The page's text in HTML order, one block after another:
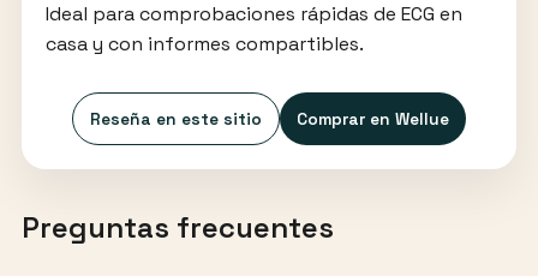
Ideal para comprobaciones rápidas de ECG en
casa y con informes compartibles.
Reseña en este sitio Comprar en Wellue
Preguntas frecuentes